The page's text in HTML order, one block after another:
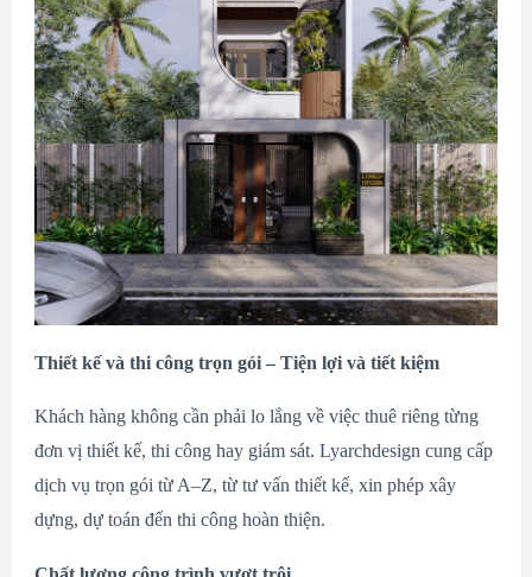
Thiết kế và thi công trọn gói – Tiện lợi và tiết kiệm
Khách hàng không cần phải lo lắng về việc thuê riêng từng
đơn vị thiết kế, thi công hay giám sát. Lyarchdesign cung cấp
dịch vụ trọn gói từ A–Z, từ tư vấn thiết kế, xin phép xây
dựng, dự toán đến thi công hoàn thiện.